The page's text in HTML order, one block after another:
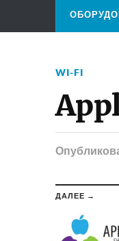
WI-FI
ДАЛЕЕ →